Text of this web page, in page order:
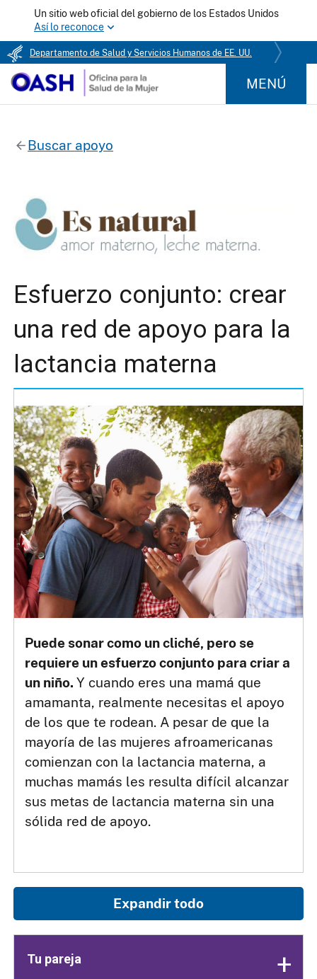
Un sitio web oficial del gobierno de los Estados Unidos
Así lo reconoce
Departamento de Salud y Servicios Humanos de EE. UU.
MENÚ
Buscar apoyo
Esfuerzo conjunto: crear
una red de apoyo para la
lactancia materna
Puede sonar como un cliché, pero se
requiere un esfuerzo conjunto para criar a
un niño.Y cuando eres una mamá que
amamanta, realmente necesitas el apoyo
de los que te rodean. A pesar de que la
mayoría de las mujeres afroamericanas
comienzan con la lactancia materna, a
muchas mamás les resulta difícil alcanzar
sus metas de lactancia materna sin una
sólida red de apoyo.
Expandir todo
Tu pareja